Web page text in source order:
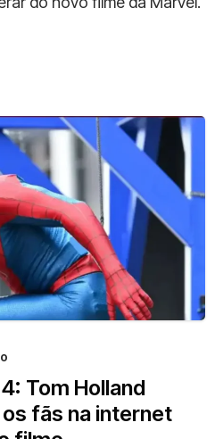
Tom Holland
fãs na internet